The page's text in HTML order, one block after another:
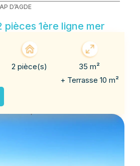
D’AGDE
pièces 1ère ligne mer
2 pièce(s)
35 m²
+ Terrasse 10 m²